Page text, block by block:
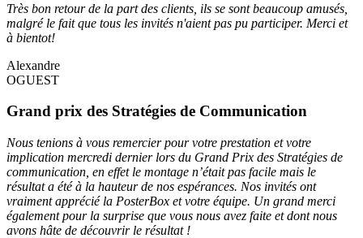
Très bon retour de la part des clients, ils se sont beaucoup amusés,
malgré le fait que tous les invités n'aient pas pu participer. Merci et
à bientot!
Alexandre
OGUEST
Grand prix des Stratégies de Communication
Nous tenions à vous remercier pour votre prestation et votre
implication mercredi dernier lors du Grand Prix des Stratégies de
communication, en effet le montage n’était pas facile mais le
résultat a été à la hauteur de nos espérances. Nos invités ont
vraiment apprécié la PosterBox et votre équipe. Un grand merci
également pour la surprise que vous nous avez faite et dont nous
avons hâte de découvrir le résultat !